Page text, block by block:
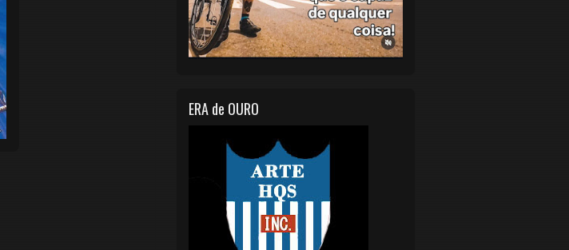
ERA de OURO